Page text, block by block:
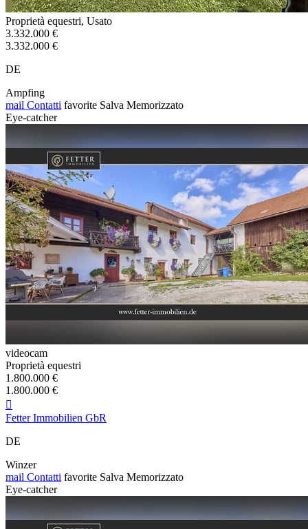
Proprietà equestri, Usato
3.332.000 €
3.332.000 €
DE
Ampfing
mail Contatti favorite Salva Memorizzato
Eye-catcher
videocam
Proprietà equestri
1.800.000 €
1.800.000 €

Fetter Immobilien GbR
DE
Winzer
mail Contatti favorite Salva Memorizzato
Eye-catcher